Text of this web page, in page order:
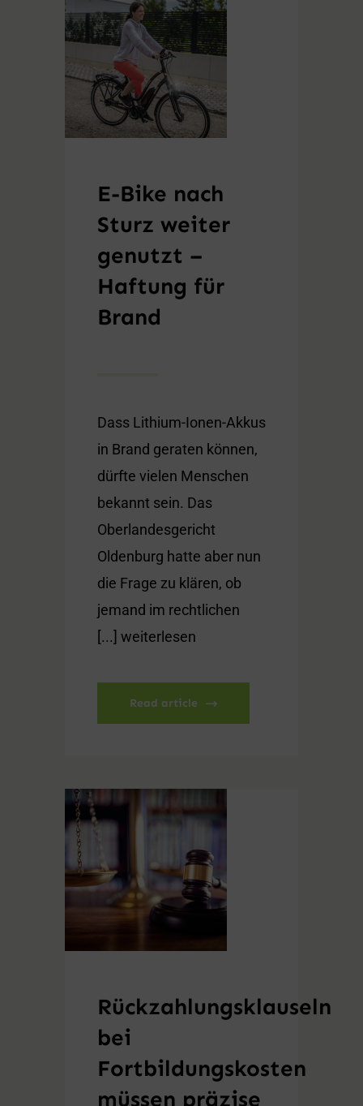
E-Bike nach
Sturz weiter
genutzt –
Haftung für
Brand
Dass Lithium-Ionen-Akkus
in Brand geraten können,
dürfte vielen Menschen
bekannt sein. Das
Oberlandesgericht
Oldenburg hatte aber nun
die Frage zu klären, ob
jemand im rechtlichen
[...] weiterlesen
Read article
Rückzahlungsklauseln
bei
Fortbildungskosten
müssen präzise